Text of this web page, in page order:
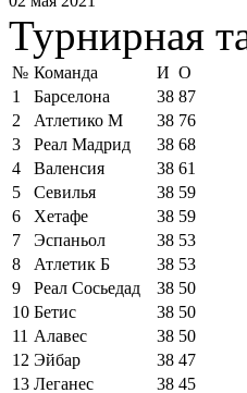
Турнирная
№ Команда И О
1
Барселона 38 87
2
Атлетико М 38 76
3
Реал Мадрид 38 68
4
Валенсия 38 61
5
Севилья 38 59
6
Хетафе 38 59
7
Эспаньол 38 53
8
Атлетик Б 38 53
9
Реал Сосьедад 38 50
10 Бетис 38 50
11 Алавес 38 50
12 Эйбар 38 47
13 Леганес 38 45